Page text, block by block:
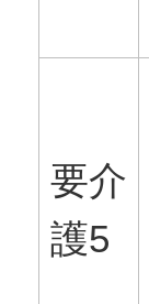
要介
護5